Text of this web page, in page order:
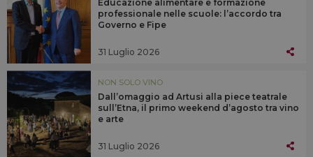
Educazione alimentare e formazione
professionale nelle scuole: l’accordo tra
Governo e Fipe
31 Luglio 2026
NON SOLO VINO
Dall’omaggio ad Artusi alla piece teatrale
sull’Etna, il primo weekend d’agosto tra vino
e arte
31 Luglio 2026